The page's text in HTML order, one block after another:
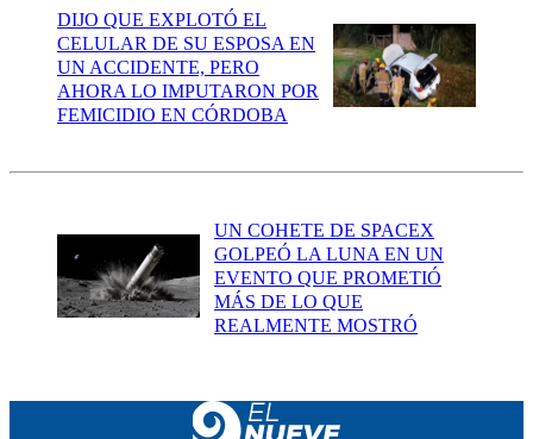
DIJO QUE EXPLOTÓ EL
CELULAR DE SU ESPOSA EN
UN ACCIDENTE, PERO
AHORA LO IMPUTARON POR
FEMICIDIO EN CÓRDOBA
UN COHETE DE SPACEX
GOLPEÓ LA LUNA EN UN
EVENTO QUE PROMETIÓ
MÁS DE LO QUE
REALMENTE MOSTRÓ